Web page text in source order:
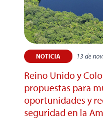
NOTICIA 13 de
Reino Unido y
propuestas para
oportunidades y
seguridad en la